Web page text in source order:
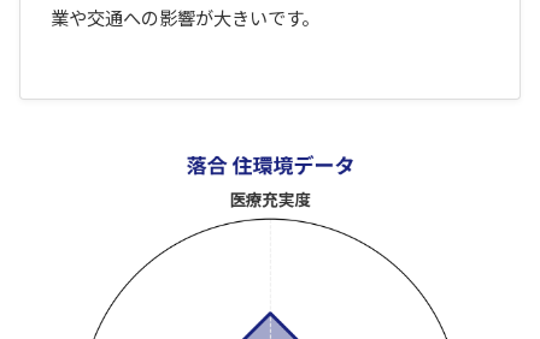
業や交通への影響が大きいです。